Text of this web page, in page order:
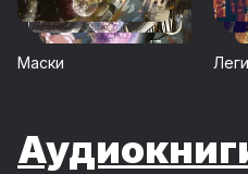
Маски